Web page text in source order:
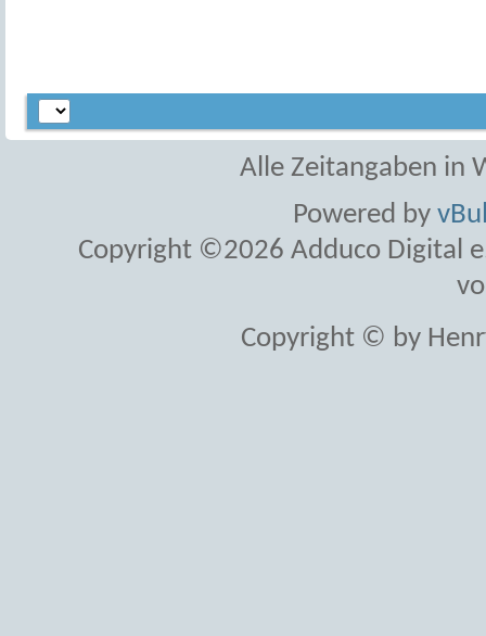
Alle Zeitangaben in
Powered by
Copyright ©2026 Adduco Digital
Copyright © by